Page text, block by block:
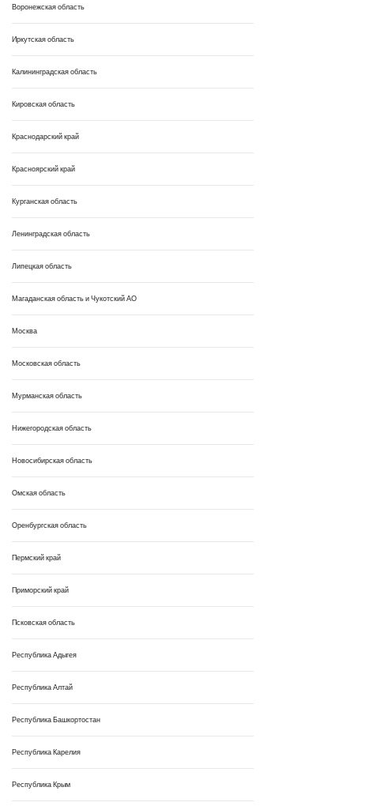
Воронежская область
Иркутская область
Калининградская область
Кировская область
Краснодарский край
Красноярский край
Курганская область
Ленинградская область
Липецкая область
Магаданская область и Чукотский АО
Москва
Московская область
Мурманская область
Нижегородская область
Новосибирская область
Омская область
Оренбургская область
Пермский край
Приморский край
Псковская область
Республика Адыгея
Республика Алтай
Республика Башкортостан
Республика Карелия
Республика Крым